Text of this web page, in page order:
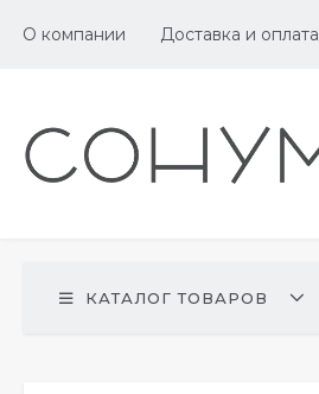
О компании Доставка и оплата
КАТАЛОГ ТОВАРОВ